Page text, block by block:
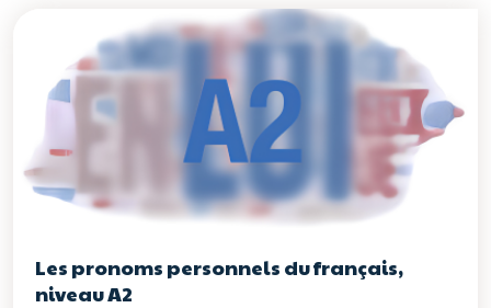
Les pronoms personnels du français,
niveau A2